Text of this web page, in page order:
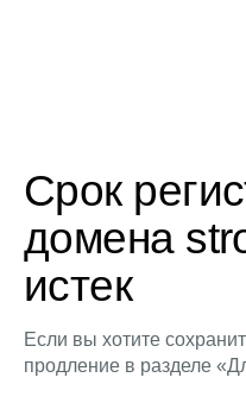
Срок
домена
истек
Если вы хотите
продление в разделе